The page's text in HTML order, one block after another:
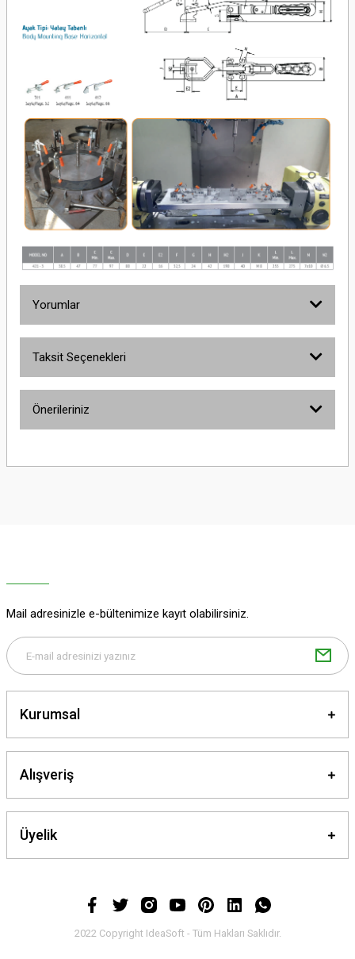
Yorumlar
Taksit Seçenekleri
Önerileriniz
Bu ürüne benzer farklı alternatifler olmalı.
Mail adresinizle e-bültenimize kayıt olabilirsiniz.
Kurumsal
Alışveriş
Üyelik
2022 Copyright IdeaSoft - Tüm Hakları Saklıdır.